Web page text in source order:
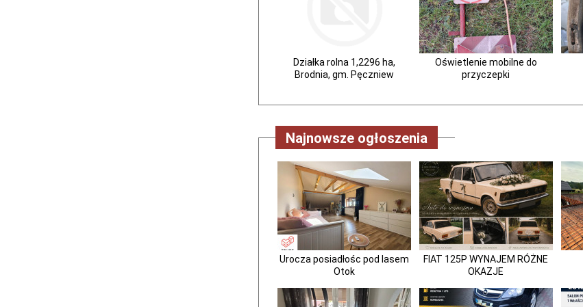
Działka rolna 1,2296 ha,
Brodnia, gm. Pęczniew
Oświetlenie mobilne do
przyczepki
Najnowsze ogłoszenia
Urocza posiadłośc pod lasem
Otok
FIAT 125P WYNAJEM RÓŻNE
OKAZJE